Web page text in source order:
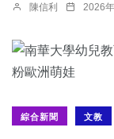
陳信利 2026
綜合新聞 文教